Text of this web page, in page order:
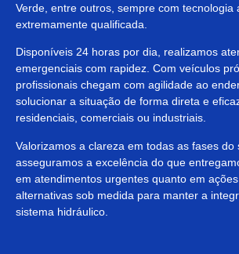
Verde, entre outros, sempre com tecnologia
extremamente qualificada.
Disponíveis 24 horas por dia, realizamos
emergenciais com rapidez. Com veículos
profissionais chegam com agilidade ao
solucionar a situação de forma direta e
residenciais, comerciais ou industriais.
Valorizamos a clareza em todas as fases do
asseguramos a excelência do que
em atendimentos urgentes quanto em
alternativas sob medida para manter a
sistema hidráulico.